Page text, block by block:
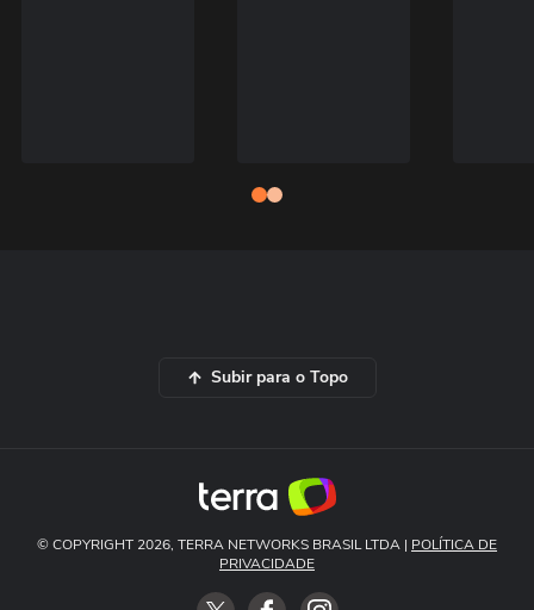
Subir para o Topo
© COPYRIGHT 2026, TERRA NETWORKS BRASIL LTDA | POLÍTICA DE
PRIVACIDADE